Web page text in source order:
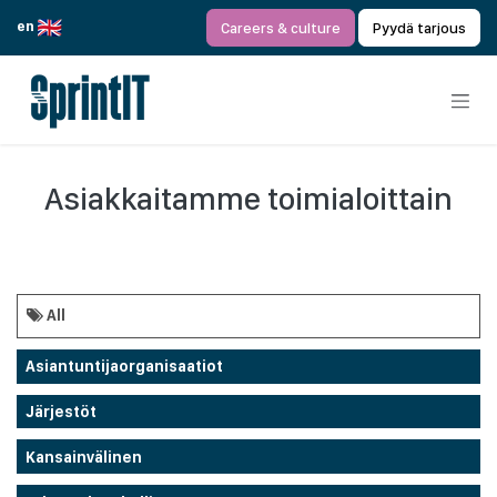
en
Careers & culture Pyydä tarjous
Asiakkaitamme toimialoittain
All
Asiantuntijaorganisaatiot
Järjestöt
Kansainvälinen